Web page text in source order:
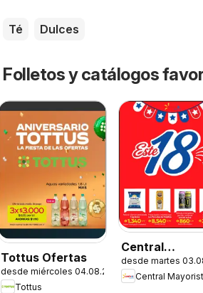
Té Dulces
Folletos y catálogos
Tottus Ofertas
desde miércoles 04.08.2026
Tottus
Central
Mayorista
Ofertas
desde martes
Central